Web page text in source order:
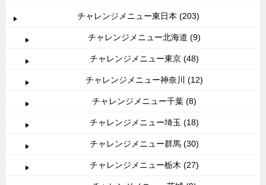
チャレンジメニュー東日本 (203)
チャレンジメニュー北海道 (9)
チャレンジメニュー東京 (48)
チャレンジメニュー神奈川 (12)
チャレンジメニュー千葉 (8)
チャレンジメニュー埼玉 (18)
チャレンジメニュー群馬 (30)
チャレンジメニュー栃木 (27)